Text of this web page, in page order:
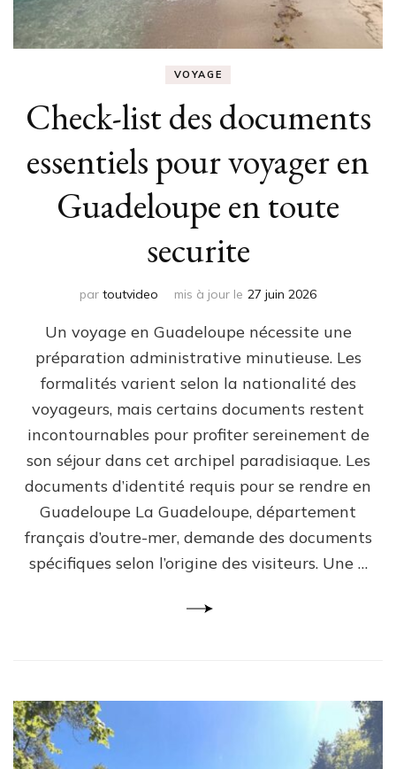
VOYAGE
Check-list des documents
essentiels pour voyager en
Guadeloupe en toute
securite
par toutvideo mis à jour le 27 juin 2026
Un voyage en Guadeloupe nécessite une
préparation administrative minutieuse. Les
formalités varient selon la nationalité des
voyageurs, mais certains documents restent
incontournables pour profiter sereinement de
son séjour dans cet archipel paradisiaque. Les
documents d’identité requis pour se rendre en
Guadeloupe La Guadeloupe, département
français d’outre-mer, demande des documents
spécifiques selon l’origine des visiteurs. Une …